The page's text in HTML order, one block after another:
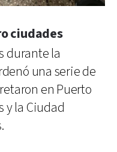
ciudades
durante la
una serie de
en Puerto
y la Ciudad